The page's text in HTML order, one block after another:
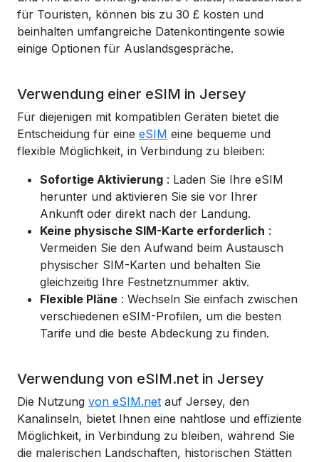
für Touristen, können bis zu 30 £ kosten und
beinhalten umfangreiche Datenkontingente sowie
einige Optionen für Auslandsgespräche.
Verwendung einer eSIM in Jersey
Für diejenigen mit kompatiblen Geräten bietet die
Entscheidung für eine eSIM eine bequeme und
flexible Möglichkeit, in Verbindung zu bleiben:
Sofortige Aktivierung : Laden Sie Ihre eSIM
herunter und aktivieren Sie sie vor Ihrer
Ankunft oder direkt nach der Landung.
Keine physische SIM-Karte erforderlich :
Vermeiden Sie den Aufwand beim Austausch
physischer SIM-Karten und behalten Sie
gleichzeitig Ihre Festnetznummer aktiv.
Flexible Pläne : Wechseln Sie einfach zwischen
verschiedenen eSIM-Profilen, um die besten
Tarife und die beste Abdeckung zu finden.
Verwendung von eSIM.net in Jersey
Die Nutzung von eSIM.net auf Jersey, den
Kanalinseln, bietet Ihnen eine nahtlose und effiziente
Möglichkeit, in Verbindung zu bleiben, während Sie
die malerischen Landschaften, historischen Stätten